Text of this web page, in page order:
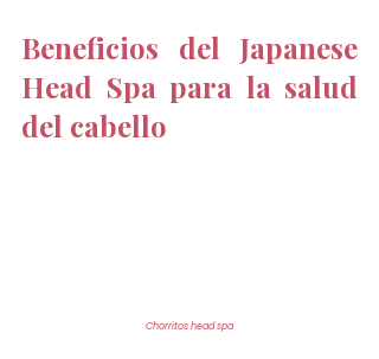
Beneficios del Japanese
Head Spa para la salud
del cabello
Chorritos head spa